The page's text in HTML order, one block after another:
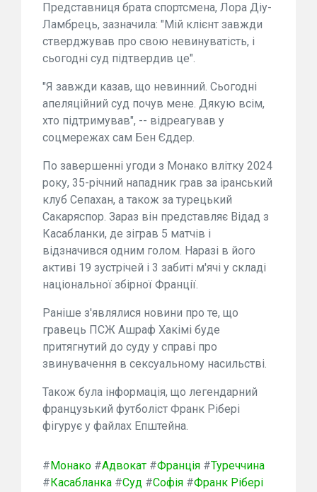
Представниця брата спортсмена, Лора Діу-
Ламбрець, зазначила: "Мій клієнт завжди
стверджував про свою невинуватість, і
сьогодні суд підтвердив це".
"Я завжди казав, що невинний. Сьогодні
апеляційний суд почув мене. Дякую всім,
хто підтримував", -- відреагував у
соцмережах сам Бен Єддер.
По завершенні угоди з Монако влітку 2024
року, 35-річний нападник грав за іранський
клуб Сепахан, а також за турецький
Сакаряспор. Зараз він представляє Відад з
Касабланки, де зіграв 5 матчів і
відзначився одним голом. Наразі в його
активі 19 зустрічей і 3 забиті м'ячі у складі
національної збірної Франції.
Раніше з'являлися новини про те, що
гравець ПСЖ Ашраф Хакімі буде
притягнутий до суду у справі про
звинувачення в сексуальному насильстві.
Також була інформація, що легендарний
французький футболіст Франк Рібері
фігурує у файлах Епштейна.
#Монако #Адвокат #Франція #Туреччина
#Касабланка #Суд #Софія #Франк Рібері